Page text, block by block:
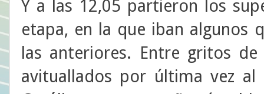
Y a las 12,05 partieron los
etapa, en la que iban algunos
las anteriores. Entre gritos
avituallados por última vez